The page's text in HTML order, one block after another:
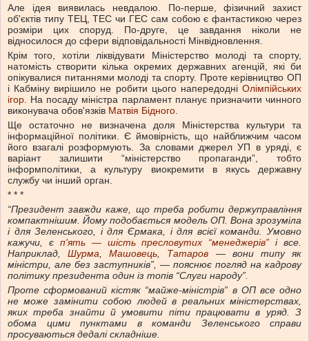
Але ідея виявилась невдалою. По-перше, фізичний захист
об'єктів типу ТЕЦ, ТЕС чи ГЕС сам собою є фантастикою через
розміри цих споруд. По-друге, це завдання ніколи не
відносилося до сфери відповідальності Мінвідновлення.
Крім того, хотіли ліквідувати Міністерство молоді та спорту,
натомість створити кілька окремих державних агенцій, які би
опікувалися питаннями молоді та спорту. Проте керівництво ОП
і Кабміну вирішило не робити цього напередодні Олімпійських
ігор. На посаду міністра парламент планує призначити чинного
виконувача обов'язків Матвія Бідного.
Ще остаточно не визначена доля Міністерства культури та
інформаційної політики. Є ймовірність, що найближчим часом
його взагалі розформують. За словами джерел УП в уряді, є
варіант залишити “міністерство пропаганди”, тобто
інформполітики, а культуру виокремити в якусь державну
службу чи інший орган.
* * *
“Президент завжди каже, що треба робити держуправління
компактнішим. Йому подобається модель ОП. Вона зрозуміла
і для Зеленського, і для Єрмака, і для всієї команди. Умовно
кажучи, є п'ять — шість пресловутих “менеджерів” і все.
Наприклад,Шурма,Машовець, Татаров — вони типу як
міністри, але без заступників”, — пояснює погляд на кадрову
політику президента один із топів “Слуги народу”.
Проте сформований кістяк “майже-міністрів” в ОП все одно
не може замінити собою людей в реальних міністерствах,
яких треба знайти й умовити піти працювати в уряд. З
обома цими пунктами в команди Зеленського справи
просуваються дедалі складніше.